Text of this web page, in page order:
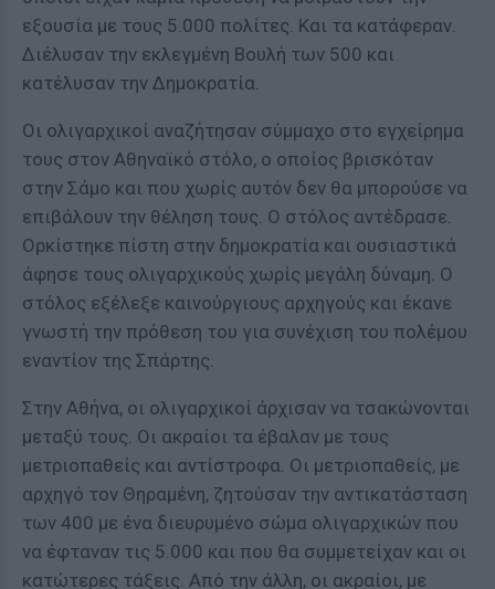
εξουσία με τους 5.000 πολίτες. Και τα κατάφεραν.
Διέλυσαν την εκλεγμένη Βουλή των 500 και
κατέλυσαν την Δημοκρατία.
Οι ολιγαρχικοί αναζήτησαν σύμμαχο στο εγχείρημα
τους στον Αθηναϊκό στόλο, ο οποίος βρισκόταν
στην Σάμο και που χωρίς αυτόν δεν θα μπορούσε να
επιβάλουν την θέληση τους. Ο στόλος αντέδρασε.
Ορκίστηκε πίστη στην δημοκρατία και ουσιαστικά
άφησε τους ολιγαρχικούς χωρίς μεγάλη δύναμη. Ο
στόλος εξέλεξε καινούργιους αρχηγούς και έκανε
γνωστή την πρόθεση του για συνέχιση του πολέμου
εναντίον της Σπάρτης.
Στην Αθήνα, οι ολιγαρχικοί άρχισαν να τσακώνονται
μεταξύ τους. Οι ακραίοι τα έβαλαν με τους
μετριοπαθείς και αντίστροφα. Οι μετριοπαθείς, με
αρχηγό τον Θηραμένη, ζητούσαν την αντικατάσταση
των 400 με ένα διευρυμένο σώμα ολιγαρχικών που
να έφταναν τις 5.000 και που θα συμμετείχαν και οι
κατώτερες τάξεις. Από την άλλη, οι ακραίοι, με